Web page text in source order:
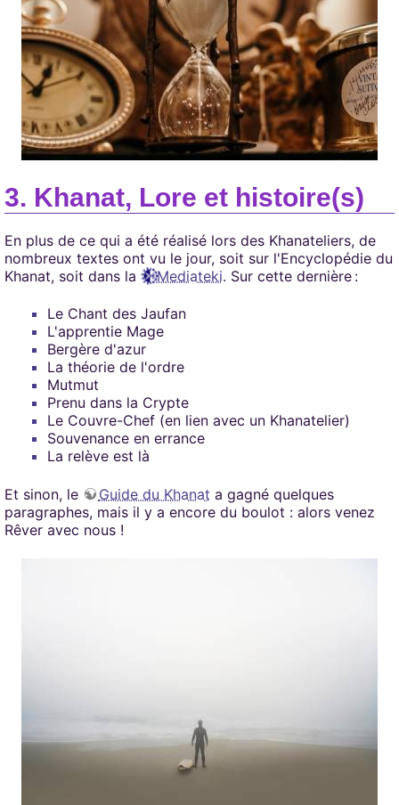
Khanat, Lore et histoire(s)
En plus de ce qui a été réalisé lors des Khanateliers, de
nombreux textes ont vu le jour, soit sur l'Encyclopédie du
Khanat, soit dans la
Mediateki. Sur cette dernière :
Le Chant des Jaufan
L'apprentie Mage
Bergère d'azur
La théorie de l'ordre
Mutmut
Prenu dans la Crypte
Le Couvre-Chef (en lien avec un Khanatelier)
Souvenance en errance
La relève est là
Et sinon, le Guide du Khanat a gagné quelques
paragraphes, mais il y a encore du boulot : alors venez
Rêver avec nous !